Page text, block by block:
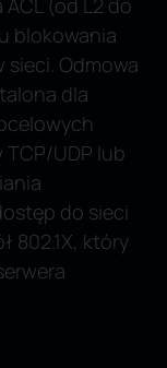
blokowania
Odmowa
dla
TCP/UDP lub
do sieci
802.1X, który